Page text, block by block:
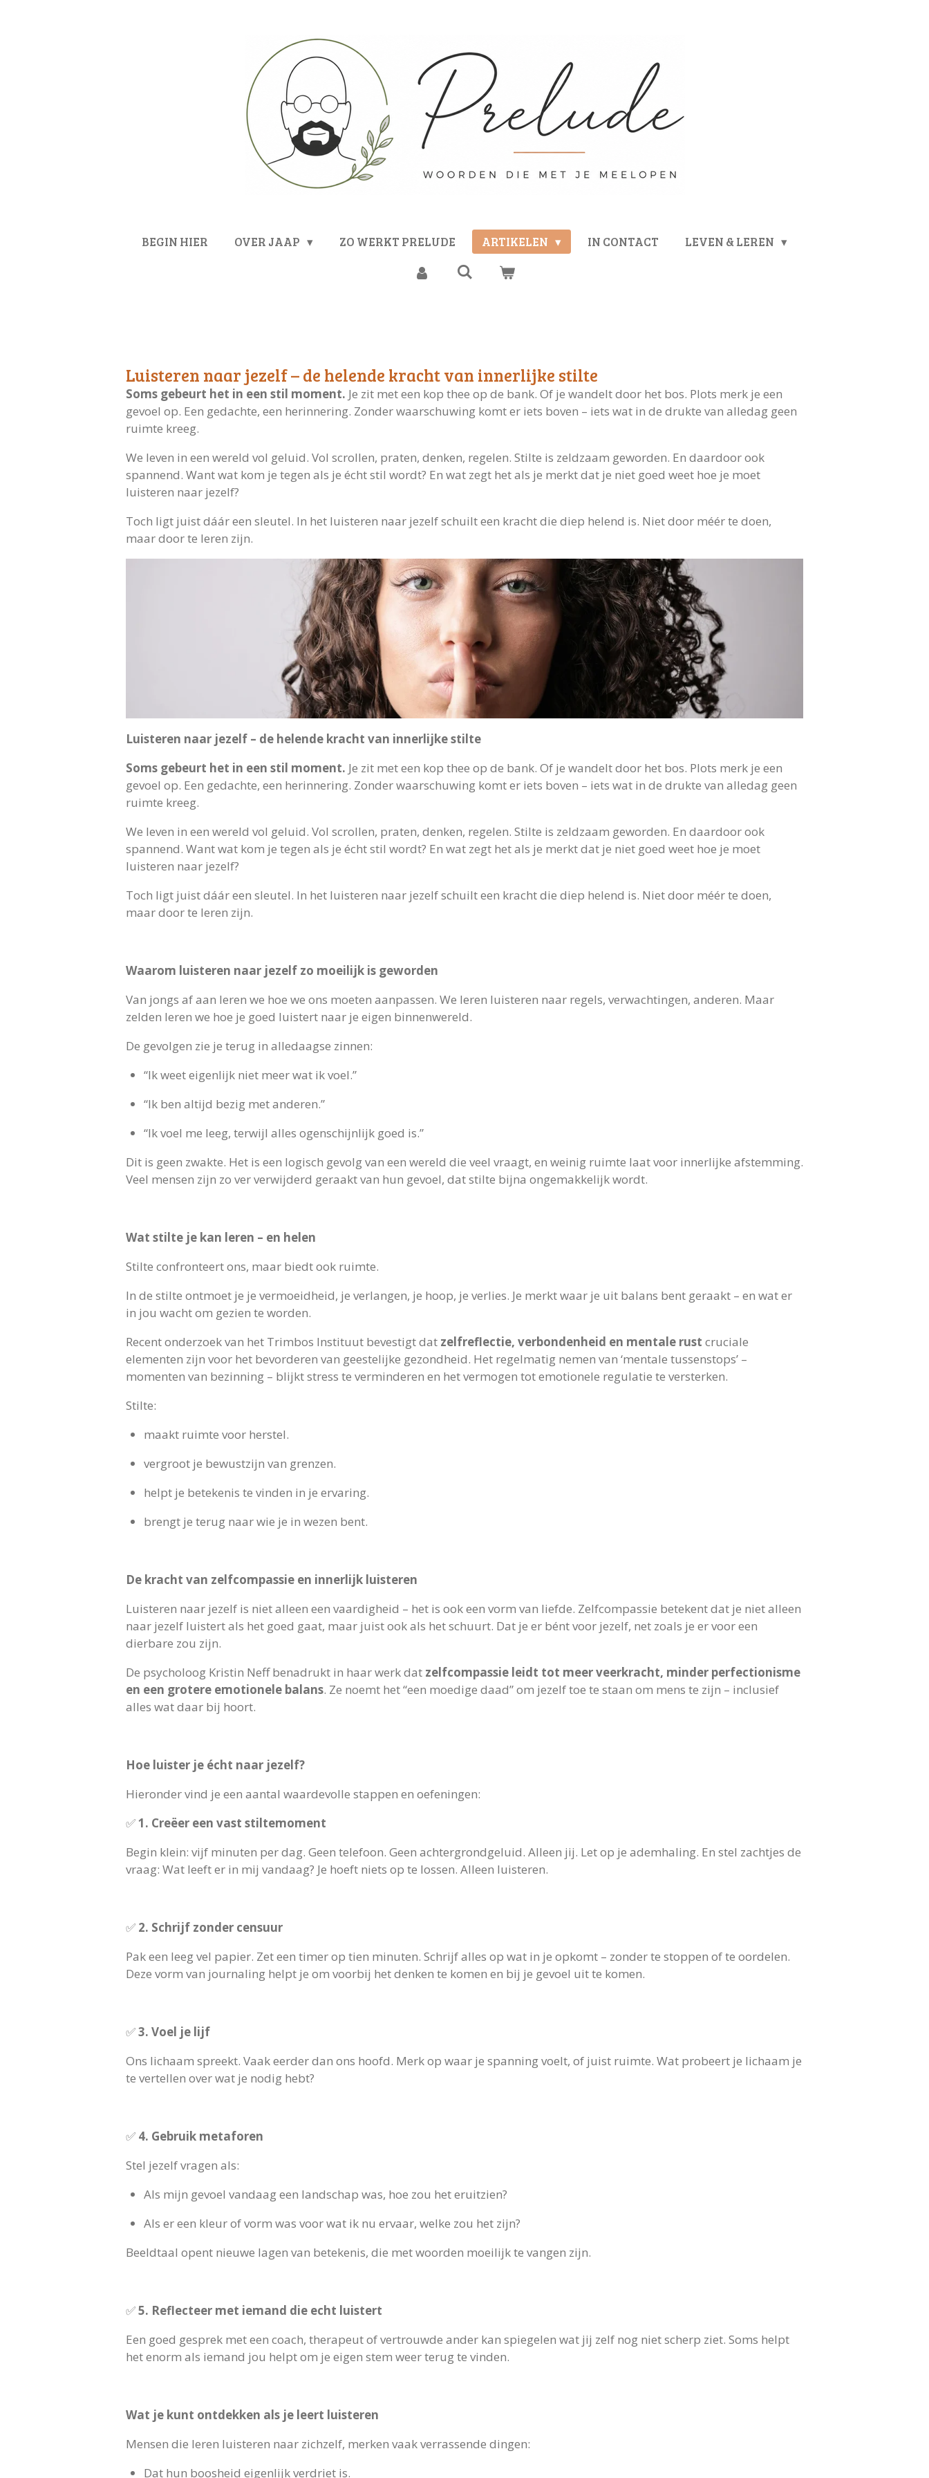
BEGIN HIER OVER JAAP ZO WERKT PRELUDE ARTIKELEN IN CONTACT LEVEN & LEREN
Luisteren naar jezelf – de helende kracht van innerlijke stilte
Soms gebeurt het in een stil moment. Je zit met een kop thee op de bank. Of je wandelt door het bos. Plots merk je een
gevoel op. Een gedachte, een herinnering. Zonder waarschuwing komt er iets boven – iets wat in de drukte van alledag geen
ruimte kreeg.
We leven in een wereld vol geluid. Vol scrollen, praten, denken, regelen. Stilte is zeldzaam geworden. En daardoor ook
spannend. Want wat kom je tegen als je écht stil wordt? En wat zegt het als je merkt dat je niet goed weet hoe je moet
luisteren naar jezelf?
Toch ligt juist dáár een sleutel. In het luisteren naar jezelf schuilt een kracht die diep helend is. Niet door méér te doen,
maar door te leren zijn.
Luisteren naar jezelf – de helende kracht van innerlijke stilte
Soms gebeurt het in een stil moment. Je zit met een kop thee op de bank. Of je wandelt door het bos. Plots merk je een
gevoel op. Een gedachte, een herinnering. Zonder waarschuwing komt er iets boven – iets wat in de drukte van alledag geen
ruimte kreeg.
We leven in een wereld vol geluid. Vol scrollen, praten, denken, regelen. Stilte is zeldzaam geworden. En daardoor ook
spannend. Want wat kom je tegen als je écht stil wordt? En wat zegt het als je merkt dat je niet goed weet hoe je moet
luisteren naar jezelf?
Toch ligt juist dáár een sleutel. In het luisteren naar jezelf schuilt een kracht die diep helend is. Niet door méér te doen,
maar door te leren zijn.
Waarom luisteren naar jezelf zo moeilijk is geworden
Van jongs af aan leren we hoe we ons moeten aanpassen. We leren luisteren naar regels, verwachtingen, anderen. Maar
zelden leren we hoe je goed luistert naar je eigen binnenwereld.
De gevolgen zie je terug in alledaagse zinnen:
“Ik weet eigenlijk niet meer wat ik voel.”
“Ik ben altijd bezig met anderen.”
“Ik voel me leeg, terwijl alles ogenschijnlijk goed is.”
Dit is geen zwakte. Het is een logisch gevolg van een wereld die veel vraagt, en weinig ruimte laat voor innerlijke afstemming.
Veel mensen zijn zo ver verwijderd geraakt van hun gevoel, dat stilte bijna ongemakkelijk wordt.
Wat stilte je kan leren – en helen
Stilte confronteert ons, maar biedt ook ruimte.
In de stilte ontmoet je je vermoeidheid, je verlangen, je hoop, je verlies. Je merkt waar je uit balans bent geraakt – en wat er
in jou wacht om gezien te worden.
Recent onderzoek van het Trimbos Instituut bevestigt dat zelfreflectie, verbondenheid en mentale rust cruciale
elementen zijn voor het bevorderen van geestelijke gezondheid. Het regelmatig nemen van ‘mentale tussenstops’ –
momenten van bezinning – blijkt stress te verminderen en het vermogen tot emotionele regulatie te versterken.
Stilte:
maakt ruimte voor herstel.
vergroot je bewustzijn van grenzen.
helpt je betekenis te vinden in je ervaring.
brengt je terug naar wie je in wezen bent.
De kracht van zelfcompassie en innerlijk luisteren
Luisteren naar jezelf is niet alleen een vaardigheid – het is ook een vorm van liefde. Zelfcompassie betekent dat je niet alleen
naar jezelf luistert als het goed gaat, maar juist ook als het schuurt. Dat je er bént voor jezelf, net zoals je er voor een
dierbare zou zijn.
De psycholoog Kristin Neff benadrukt in haar werk dat zelfcompassie leidt tot meer veerkracht, minder perfectionisme
en een grotere emotionele balans. Ze noemt het “een moedige daad” om jezelf toe te staan om mens te zijn – inclusief
alles wat daar bij hoort.
Hoe luister je écht naar jezelf?
Hieronder vind je een aantal waardevolle stappen en oefeningen:
✅1. Creëer een vast stiltemoment
Begin klein: vijf minuten per dag. Geen telefoon. Geen achtergrondgeluid. Alleen jij. Let op je ademhaling. En stel zachtjes de
vraag: Wat leeft er in mij vandaag? Je hoeft niets op te lossen. Alleen luisteren.
✅ 2. Schrijf zonder censuur
Pak een leeg vel papier. Zet een timer op tien minuten. Schrijf alles op wat in je opkomt – zonder te stoppen of te oordelen.
Deze vorm van journaling helpt je om voorbij het denken te komen en bij je gevoel uit te komen.
✅3. Voel je lijf
Ons lichaam spreekt. Vaak eerder dan ons hoofd. Merk op waar je spanning voelt, of juist ruimte. Wat probeert je lichaam je
te vertellen over wat je nodig hebt?
✅ 4. Gebruik metaforen
Stel jezelf vragen als:
Als mijn gevoel vandaag een landschap was, hoe zou het eruitzien?
Als er een kleur of vorm was voor wat ik nu ervaar, welke zou het zijn?
Beeldtaal opent nieuwe lagen van betekenis, die met woorden moeilijk te vangen zijn.
✅5. Reflecteer met iemand die echt luistert
Een goed gesprek met een coach, therapeut of vertrouwde ander kan spiegelen wat jij zelf nog niet scherp ziet. Soms helpt
het enorm als iemand jou helpt om je eigen stem weer terug te vinden.
Wat je kunt ontdekken als je leert luisteren
Mensen die leren luisteren naar zichzelf, merken vaak verrassende dingen:
Dat hun boosheid eigenlijk verdriet is.